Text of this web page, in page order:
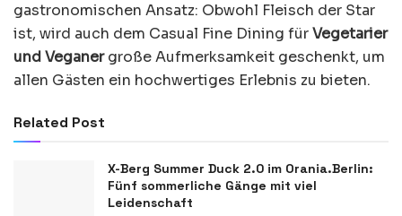
gastronomischen Ansatz: Obwohl Fleisch der Star
ist, wird auch dem Casual Fine Dining fürVegetarier
und Veganergroße Aufmerksamkeit geschenkt, um
allen Gästen ein hochwertiges Erlebnis zu bieten.
Related Post
X-Berg Summer Duck 2.0 im Orania.Berlin:
Fünf sommerliche Gänge mit viel
Leidenschaft